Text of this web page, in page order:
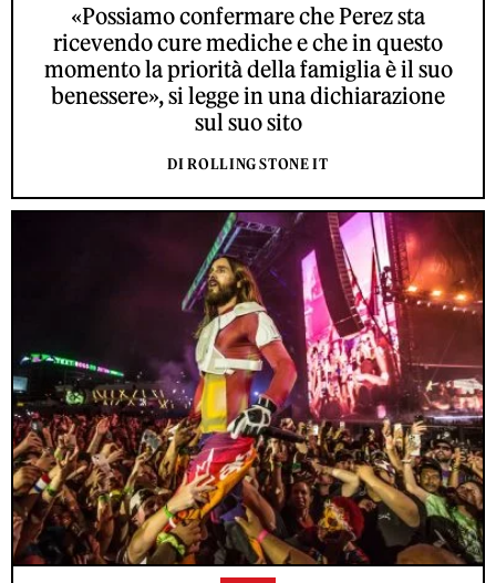
«Possiamo confermare che Perez sta
ricevendo cure mediche e che in questo
momento la priorità della famiglia è il suo
benessere», si legge in una dichiarazione
sul suo sito
DI ROLLING STONE IT